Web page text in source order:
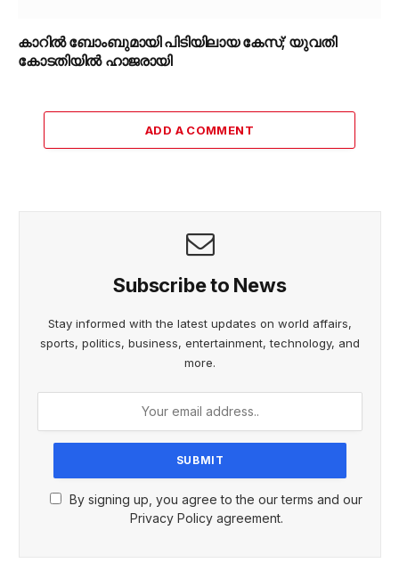
കാറിൽ ബോംബുമായി പിടിയിലായ കേസ്; യുവതി
കോടതിയിൽ ഹാജരായി
ADD A COMMENT
Subscribe to News
Stay informed with the latest updates on world affairs,
sports, politics, business, entertainment, technology, and
more.
By signing up, you agree to the our terms and our
Privacy Policy agreement.